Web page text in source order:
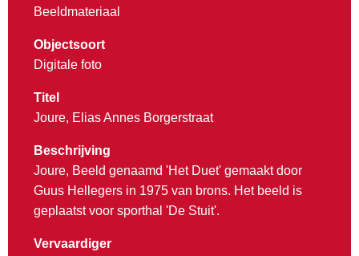
Beeldmateriaal
Objectsoort
Digitale foto
Titel
Joure, Elias Annes Borgerstraat
Beschrijving
Joure, Beeld genaamd 'Het Duet' gemaakt door
Guus Hellegers in 1975 van brons. Het beeld is
geplaatst voor sporthal 'De Stuit'.
Vervaardiger